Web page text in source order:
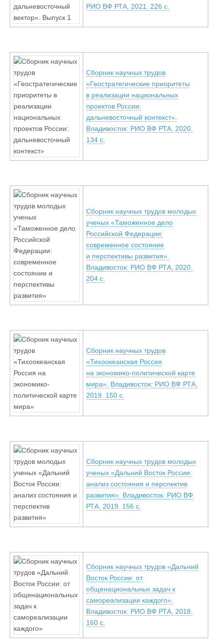
РИО ВФ РТА, 2021. 226 с.
Сборник научных трудов
«Геостратегические приоритеты
в реализации национальных
проектов России:
дальневосточный контекст».
Владивосток: РИО ВФ РТА, 2020.
134 с.
Сборник научных трудов молодых
ученых «Таможенное дело
Российской Федерации:
современное состояние
и перспективы развития».
Владивосток: РИО ВФ РТА, 2020.
204 с.
Сборник научных трудов
«Тихоокеанская Россия
на экономико-политической карте
мира». Владивосток: РИО ВФ РТА,
2019. 150 с.
Сборник научных трудов молодых
ученых «Дальний Восток России:
анализ состояния и перспектив
развития». Владивосток: РИО ВФ
РТА, 2019. 156 с.
Сборник научных трудов «Дальний
Восток России: от
общенациональных задач к
самореализации каждого».
Владивосток: РИО ВФ РТА, 2018.
160 с.